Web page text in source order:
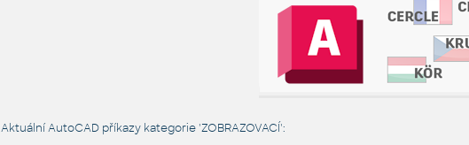
Aktuální AutoCAD příkazy kategorie 'ZOBRAZOVACÍ':